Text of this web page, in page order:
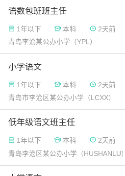
语数包班班主任
1年以下 本科
2天前
青岛李沧某公办小学（YPL）
小学语文
1年以下 本科
2天前
青岛市李沧区某公办小学（LCXX）
低年级语文班主任
1年以下 本科
2天前
青岛李沧区某公办小学（HUSHANLU）